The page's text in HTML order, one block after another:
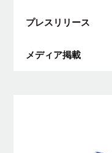
プレスリリース
メディア掲載